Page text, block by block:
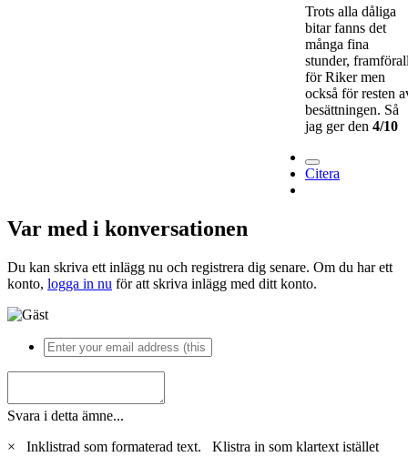
Trots alla dåliga
bitar fanns det
många fina
stunder,
för Riker men
också för resten
besättningen. Så
jag ger den 4/10
Citera
Var med i konversationen
Du kan skriva ett inlägg nu och registrera dig senare. Om du har ett
konto, logga in nu för att skriva inlägg med ditt konto.
Svara i detta ämne...
×
Inklistrad som formaterad text. Klistra in som klartext istället